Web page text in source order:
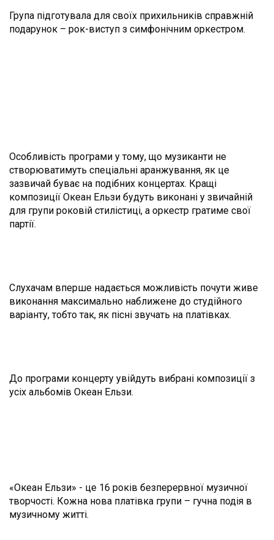
Група підготувала для своїх прихильників справжній
подарунок – рок-виступ з симфонічним оркестром.
Особливість програми у тому, що музиканти не
створюватимуть спеціальні аранжування, як це
зазвичай буває на подібних концертах. Кращі
композиції Океан Ельзи будуть виконані у звичайній
для групи роковій стилістиці, а оркестр гратиме свої
партії.
Слухачам вперше надається можливість почути живе
виконання максимально наближене до студійного
варіанту, тобто так, як пісні звучать на платівках.
До програми концерту увійдуть вибрані композиції з
усіх альбомів Океан Ельзи.
«Океан Ельзи» - це 16 років безперервної музичної
творчості. Кожна нова платівка групи – гучна подія в
музичному житті.